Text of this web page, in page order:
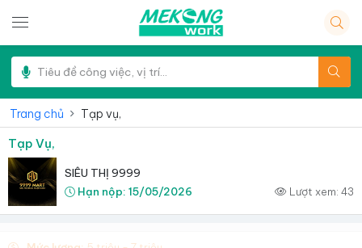
Trang chủ Tạp vụ,
Tạp Vụ,
SIÊU THỊ 9999
Hạn nộp: 15/05/2026 Lượt xem: 43